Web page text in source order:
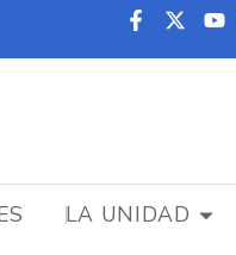
LA UNIDAD